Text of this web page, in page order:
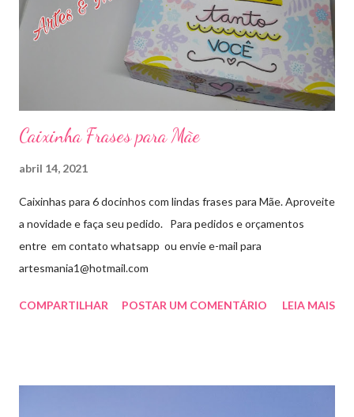
Caixinha Frases para Mãe
abril 14, 2021
Caixinhas para 6 docinhos com lindas frases para Mãe. Aproveite
a novidade e faça seu pedido. Para pedidos e orçamentos
entre em contato whatsapp ou envie e-mail para
artesmania1@hotmail.com
COMPARTILHAR POSTAR UM COMENTÁRIO LEIA MAIS